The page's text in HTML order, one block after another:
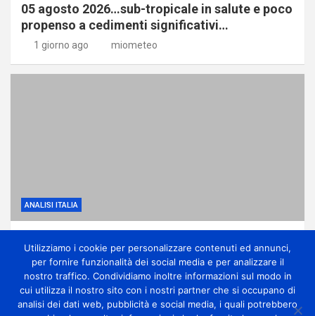
05 agosto 2026…sub-tropicale in salute e poco
propenso a cedimenti significativi…
1 giorno ago miometeo
ANALISI ITALIA
qualche temporale di calore
1 giorno ago miometeo
Utilizziamo i cookie per personalizzare contenuti ed annunci,
per fornire funzionalità dei social media e per analizzare il
nostro traffico. Condividiamo inoltre informazioni sul modo in
cui utilizza il nostro sito con i nostri partner che si occupano di
analisi dei dati web, pubblicità e social media, i quali potrebbero